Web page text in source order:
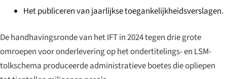
Het publiceren van jaarlijkse toegankelijkheidsverslagen.
De handhavingsronde van het IFT in 2024 tegen drie grote
omroepen voor onderlevering op het ondertitelings- en LSM-
tolkschema produceerde administratieve boetes die opliepen